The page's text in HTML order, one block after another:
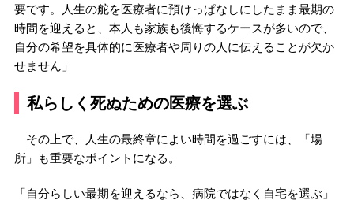
要です。人生の舵を医療者に預けっぱなしにしたまま最期の
時間を迎えると、本人も家族も後悔するケースが多いので、
自分の希望を具体的に医療者や周りの人に伝えることが欠か
せません」
私らしく死ぬための医療を選ぶ
その上で、人生の最終章によい時間を過ごすには、「場
所」も重要なポイントになる。
「自分らしい最期を迎えるなら、病院ではなく自宅を選ぶ」